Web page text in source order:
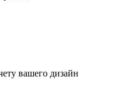
вашего дизайн